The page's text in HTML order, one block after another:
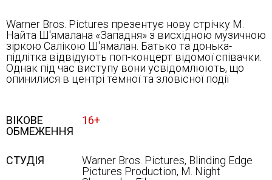
Warner Bros. Pictures презентує нову стрічку М.
Найта Ш'ямалана «Западня» з висхідною музичною
зіркою Салікою Ш'ямалан. Батько та донька-
підлітка відвідують поп-концерт відомої співачки.
Однак під час виступу вони усвідомлюють, що
опинилися в центрі темної та зловісної події
ВІКОВЕ
ОБМЕЖЕННЯ
16+
СТУДІЯ
Warner Bros. Pictures, Blinding Edge
Pictures Production, M. Night